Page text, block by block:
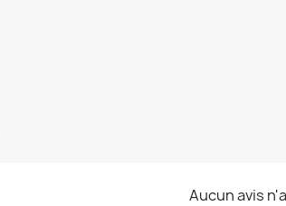
Aucun avis